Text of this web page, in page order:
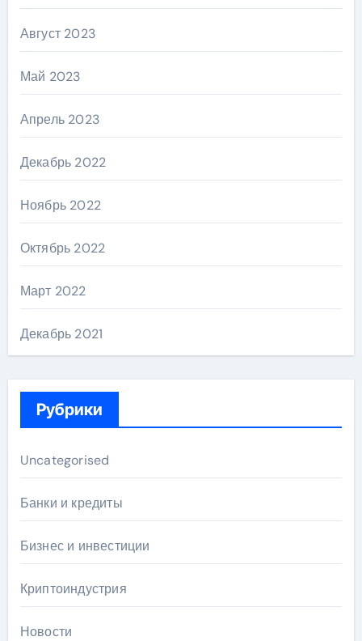
Август 2023
Май 2023
Апрель 2023
Декабрь 2022
Ноябрь 2022
Октябрь 2022
Март 2022
Декабрь 2021
Рубрики
Uncategorised
Банки и кредиты
Бизнес и инвестиции
Криптоиндустрия
Новости